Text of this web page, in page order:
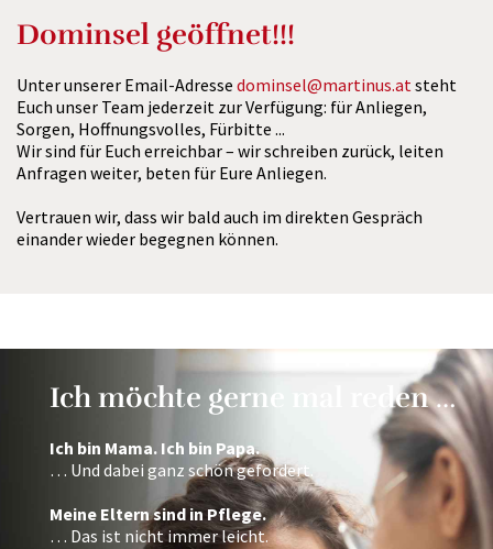
Dominsel geöffnet!!!
Unter unserer Email-Adresse dominsel@martinus.atsteht
Euch unser Team jederzeit zur Verfügung: für Anliegen,
Sorgen, Hoffnungsvolles, Fürbitte ...
Wir sind für Euch erreichbar – wir schreiben zurück, leiten
Anfragen weiter, beten für Eure Anliegen.
Vertrauen wir, dass wir bald auch im direkten Gespräch
einander wieder begegnen können.
Ich möchte gerne mal reden …
Ich bin Mama. Ich bin Papa.
… Und dabei ganz schön gefordert.
Meine Eltern sind in Pflege.
… Das ist nicht immer leicht.